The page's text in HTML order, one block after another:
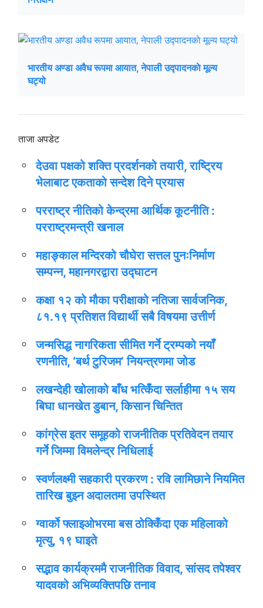
भारतीय अण्डा अवैध रूपमा आयात, नेपाली उद्पादनकाे मूल्य
घट्यो
ताजा अपडेट
देउवा पक्षको शक्ति प्रदर्शनको तयारी, राष्ट्रिय
भेलाबाट एकताको सन्देश दिने प्रयास
परराष्ट्र नीतिको केन्द्रमा आर्थिक कूटनीति :
परराष्ट्रमन्त्री खनाल
महाङ्काल मन्दिरको चौघेरा सत्तल पुनःनिर्माण
सम्पन्न, महानगरद्वारा उद्घाटन
कक्षा १२ को मौका परीक्षाको नतिजा सार्वजनिक,
८१.१९ प्रतिशत विद्यार्थी सबै विषयमा उत्तीर्ण
जन्मसिद्ध नागरिकता सीमित गर्ने ट्रम्पको नयाँ
रणनीति, ‘बर्थ टुरिजम’ नियन्त्रणमा जोड
लखन्देही खोलाको बाँध भत्किँदा सर्लाहीमा १५ सय
बिघा धानखेत डुबान, किसान चिन्तित
कांग्रेस इतर समूहको राजनीतिक प्रतिवेदन तयार
गर्ने जिम्मा विमलेन्द्र निधिलाई
स्वर्णलक्ष्मी सहकारी प्रकरण : रवि लामिछाने नियमित
तारिख बुझ्न अदालतमा उपस्थित
ग्वार्को फ्लाइओभरमा बस ठोक्किँदा एक महिलाको
मृत्यु, १९ घाइते
सद्भाव कार्यक्रममै राजनीतिक विवाद, सांसद तपेश्वर
यादवको अभिव्यक्तिपछि तनाव